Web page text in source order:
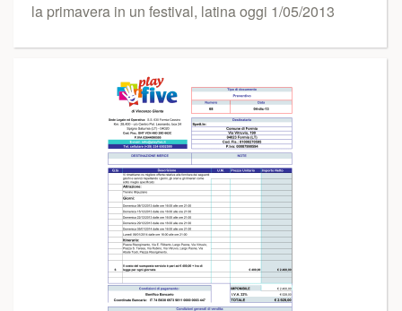
la primavera in un festival, latina oggi 1/05/2013